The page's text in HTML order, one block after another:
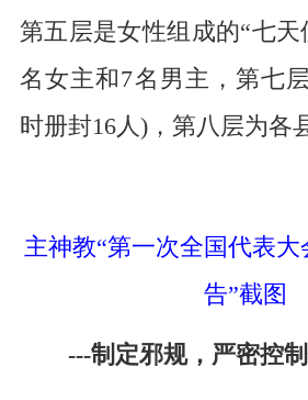
第五层是女性组成的“七天
名女主和7名男主，第七
时册封16人)，第八层为各
主神教“第一次全国代表大
告”截图
---制定邪规，严密控